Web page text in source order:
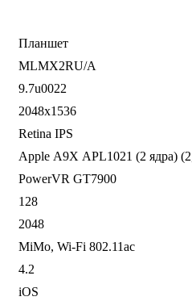
Планшет
MLMX2RU/A
9.7u0022
2048x1536
Retina IPS
Apple А9Х APL1021 (2 ядра)
PowerVR GT7900
128
2048
MiMo, Wi-Fi 802.11ac
4.2
iOS